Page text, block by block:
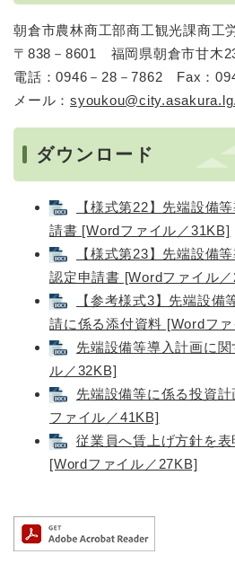
朝倉市農林商工部商工観光課商工
〒838－8601 福岡県朝倉市甘木
電話：0946－28－7862 Fax：
メール：
ダウンロード
【様式第22】先端設備
請書 [Wordファイル／31KB]
【様式第23】先端設備
認定申請書 [Wordファイル
【参考様式3】先端設備
請に係る添付資料 [Wordフ
先端設備等導入計画に
ル／32KB]
先端設備等に係る投資
ファイル／41KB]
従業員へ賃上げ方針を
[Wordファイル／27KB]